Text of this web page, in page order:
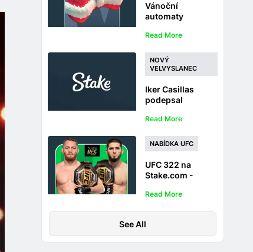
Vánoční
automaty
výběr online
Read More
NOVÝ
VELVYSLANEC
Iker Casillas
podepsal
Stake.com jako
ambasador
značky
Read More
NABÍDKA UFC
UFC 322 na
Stake.com -
zpět za sázky na
Islam Makhachev
Read More
See All